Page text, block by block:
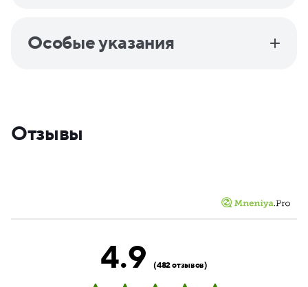
Особые указания
Отзывы
4.9 (482 отзывов)